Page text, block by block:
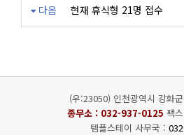
다음 현재 휴식형 21명 접수
(우:23050) 인천광역시 강화
종무소 : 032-937-0125 팩
템플스테이 사무국 :